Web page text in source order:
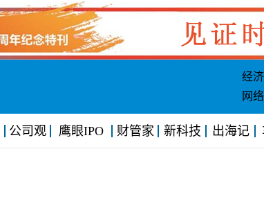
经
网
公司观 鹰眼IPO 财管家 新科技 出海记